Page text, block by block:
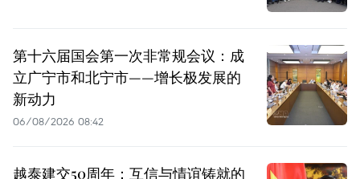
第十六届国会第一次非常规会议：成
立广宁市和北宁市——增长极发展的
新动力
06/08/2026 08:42
越泰建交50周年：互信与情谊铸就的